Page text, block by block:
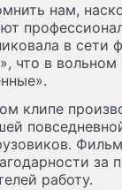
нам,
в сети
что в
клипе
за
работу.